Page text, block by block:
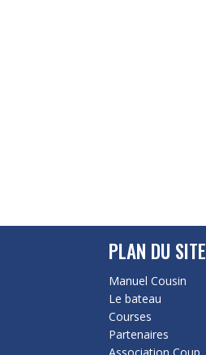
PLAN DU SITE
Manuel Cousin
Le bateau
Courses
Partenaires